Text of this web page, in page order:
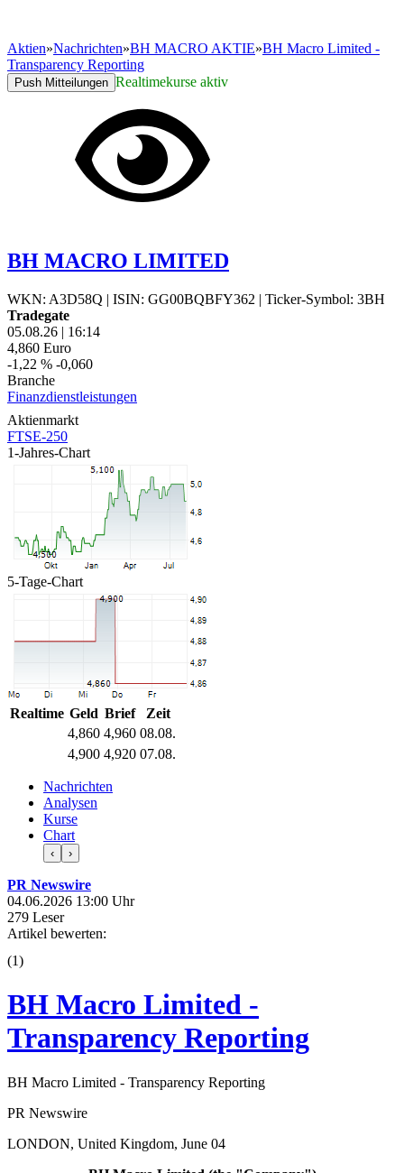
Aktien»Nachrichten»BH MACRO AKTIE»BH Macro Limited -
Transparency Reporting
Push Mitteilungen Realtimekurse aktiv
BH MACRO LIMITED
WKN: A3D58Q | ISIN: GG00BQBFY362 | Ticker-Symbol: 3BH
Tradegate
05.08.26 | 16:14
4,860 Euro
-1,22 % -0,060
Branche
Finanzdienstleistungen
Aktienmarkt
FTSE-250
1-Jahres-Chart
5-Tage-Chart
Realtime Geld Brief
Zeit
4,860 4,960 08.08.
4,900 4,920 07.08.
Nachrichten
Analysen
Kurse
Chart
‹ ›
PR Newswire
04.06.2026 13:00 Uhr
279 Leser
Artikel bewerten:
(1)
BH Macro Limited -
Transparency Reporting
BH Macro Limited - Transparency Reporting
PR Newswire
LONDON, United Kingdom, June 04